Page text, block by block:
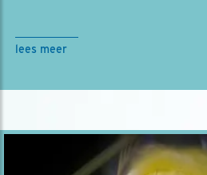
lees meer